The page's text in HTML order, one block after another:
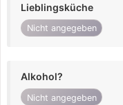
Lieblingsküche
Nicht angegeben
Alkohol?
Nicht angegeben